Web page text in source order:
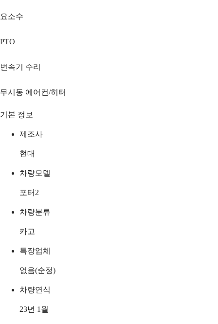
요소수
PTO
변속기 수리
무시동 에어컨/히터
기본 정보
제조사
현대
차량모델
포터2
차량분류
카고
특장업체
없음(순정)
차량연식
23년 1월